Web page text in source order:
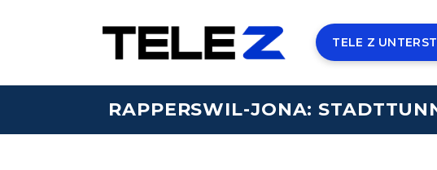
TELE Z
RAPPERSWIL-JONA: